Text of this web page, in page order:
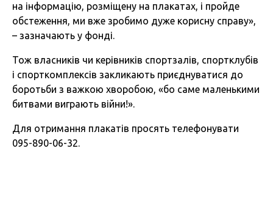
на інформацію, розміщену на плакатах, і пройде
обстеження, ми вже зробимо дуже корисну справу»,
– зазначають у фонді.
Тож власників чи керівників спортзалів, спортклубів
і спорткомплексів закликають приєднуватися до
боротьби з важкою хворобою, «бо саме маленькими
битвами виграють війни!».
Для отримання плакатів просять телефонувати
095-890-06-32.